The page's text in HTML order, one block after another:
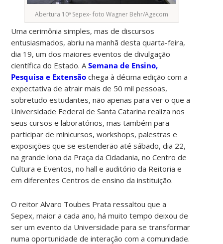
Abertura 10ª Sepex- foto Wagner Behr/Agecom
Uma cerimônia simples, mas de discursos
entusiasmados, abriu na manhã desta quarta-feira,
dia 19, um dos maiores eventos de divulgação
científica do Estado. ASemana de Ensino,
Pesquisa e Extensão chega à décima edição com a
expectativa de atrair mais de 50 mil pessoas,
sobretudo estudantes, não apenas para ver o que a
Universidade Federal de Santa Catarina realiza nos
seus cursos e laboratórios, mas também para
participar de minicursos, workshops, palestras e
exposições que se estenderão até sábado, dia 22,
na grande lona da Praça da Cidadania, no Centro de
Cultura e Eventos, no hall e auditório da Reitoria e
em diferentes Centros de ensino da instituição.
O reitor Alvaro Toubes Prata ressaltou que a
Sepex, maior a cada ano, há muito tempo deixou de
ser um evento da Universidade para se transformar
numa oportunidade de interação com a comunidade.